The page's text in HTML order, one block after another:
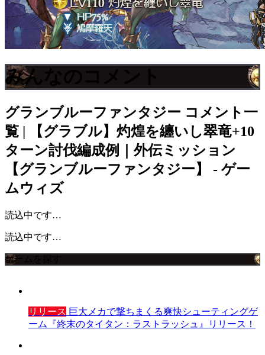
みんなのコメント
グランブルーファンタジー コメント一
覧 | 【グラブル】灼煌を纏いし翠竜+10
ターン討伐編成例｜外伝ミッション
【グランブルーファンタジー】 - ゲー
ムウィズ
読込中です…
読込中です…
ゲームを探す
リリース 巨大メカで撃ちまくる爽快シューティングゲ
ーム『終末のタイタン：ラストラッシュ』リリース！